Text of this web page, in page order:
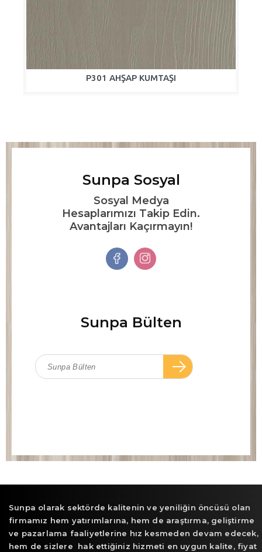
P301 AHŞAP KUMTAŞI
Sunpa Sosyal
Sosyal Medya
Hesaplarımızı Takip Edin.
Avantajları Kaçırmayın!
Sunpa Bülten
Sunpa olarak sektörde kalitenin ve yeniliğin öncüsü olan
firmamız hem yatırımlarına, hem de araştırma, geliştirme
ve pazarlama faaliyetlerine hız kesmeden devam edecek,
hem de sizlere hak ettiğiniz hizmeti en uygun kalite, fiyat